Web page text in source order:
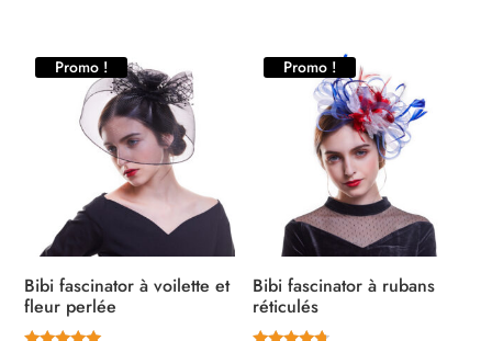
Promo !
Bibi fascinator à voilette et
fleur perlée
Promo !
Bibi fascinator à rubans
réticulés